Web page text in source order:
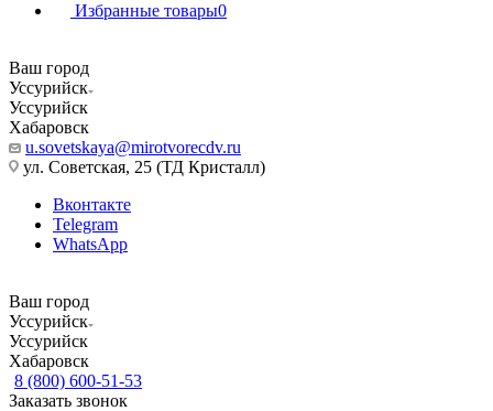
Избранные товары0
Ваш город
Уссурийск
Уссурийск
Хабаровск
u.sovetskaya@mirotvorecdv.ru
ул. Советская, 25 (ТД Кристалл)
Вконтакте
Telegram
WhatsApp
Ваш город
Уссурийск
Уссурийск
Хабаровск
8 (800) 600-51-53
Заказать звонок